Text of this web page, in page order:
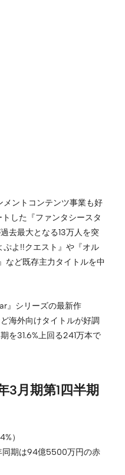
ントコンテンツ事業も好
した『ファンタシースタ
去最大となる13万人を突
よ!!クエスト』や『オル
など既存主力タイトルを中
』シリーズの最新作
海外向けタイトルが好調
を31.6%上回る241万本で
3月期第1四半期
）
期は94億5500万円の赤